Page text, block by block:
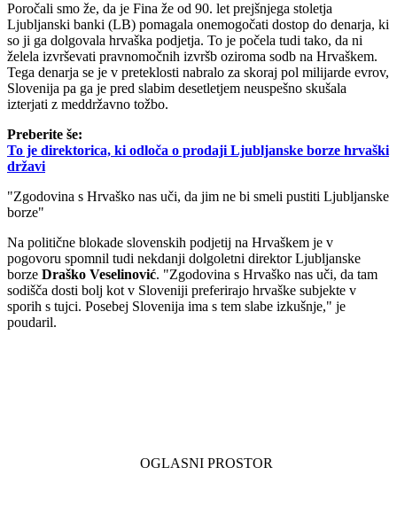
Poročali smo že, da je Fina že od 90. let prejšnjega stoletja
Ljubljanski banki (LB) pomagala onemogočati dostop do denarja, ki
so ji ga dolgovala hrvaška podjetja. To je počela tudi tako, da ni
želela izvrševati pravnomočnih izvršb oziroma sodb na Hrvaškem.
Tega denarja se je v preteklosti nabralo za skoraj pol milijarde evrov,
Slovenija pa ga je pred slabim desetletjem neuspešno skušala
izterjati z meddržavno tožbo.
Preberite še:
To je direktorica, ki odloča o prodaji Ljubljanske borze hrvaški
državi
"Zgodovina s Hrvaško nas uči, da jim ne bi smeli pustiti Ljubljanske
borze"
Na politične blokade slovenskih podjetij na Hrvaškem je v
pogovoru spomnil tudi nekdanji dolgoletni direktor Ljubljanske
borze Draško Veselinović. "Zgodovina s Hrvaško nas uči, da tam
sodišča dosti bolj kot v Sloveniji preferirajo hrvaške subjekte v
sporih s tujci. Posebej Slovenija ima s tem slabe izkušnje," je
poudaril.